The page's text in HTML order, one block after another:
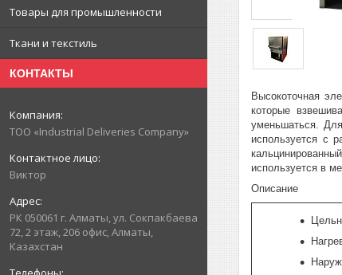
Товары для промышленности
Ткани и текстиль
КОНТАКТЫ
ТОО «Industrial Deliveries Company»
Виктор
РК 050061 г. Алматы, ул. Сокпакбаева
72, 2 этаж, 206 офис, Алматы,
Казахстан
Высокоточная
которые
уменьшаться.
используется с
используется в
Описание